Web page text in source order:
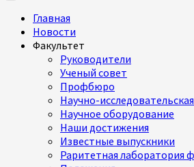
Главная
Новости
Факультет
Руководители
Ученый совет
Профбюро
Научно-
Научное оборудование
Наши достижения
Известные выпускники
Раритетная лаборатория